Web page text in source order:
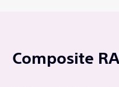
Composite